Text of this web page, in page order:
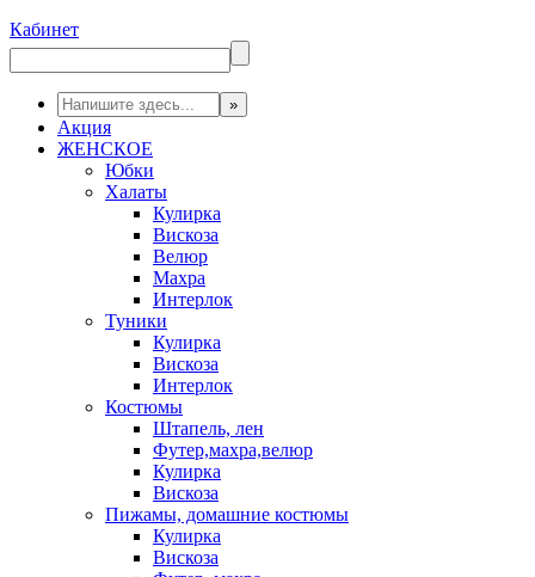
Кабинет
Акция
ЖЕНСКОЕ
Юбки
Халаты
Кулирка
Вискоза
Велюр
Махра
Интерлок
Туники
Кулирка
Вискоза
Интерлок
Костюмы
Штапель, лен
Футер,махра,велюр
Кулирка
Вискоза
Пижамы, домашние костюмы
Кулирка
Вискоза